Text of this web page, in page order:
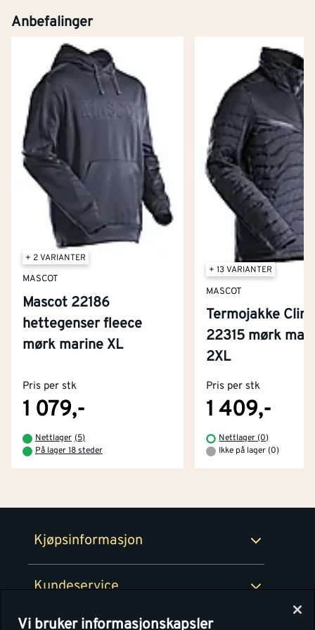
Anbefalinger
+ 2 VARIANTER
MASCOT
Mascot 22186
hettegenser fleece
mørk marine XL
Pris per stk
1 079,-
Nettlager (5)
På lager 18 steder
+ 13 VARIANTER
MASCOT
Termojakke
22315 mørk
2XL
Pris per stk
1 409,-
Nettlager (0)
Ikke på lager (0)
Kjøpsinformasjon
Kjøpsbetingelser
Retur- og angrerettsskjema
Kundeservice
Tjenester
Montér Klubb
Byggevarehus og åpningstider
Prismatch
Personvern
Vi bruker informasjonskapsler